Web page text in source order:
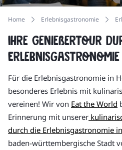
Home Erlebnisgastronomie
Ihre Genießertour
Erlebnisgastronomie
Für die Erlebnisgastronomie in
besonderes Erlebnis mit
vereinen! Wir von Eat the World
Erinnerung mit unserer
durch die Erlebnisgastronomie
baden-württembergische Stadt